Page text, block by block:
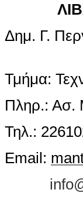
Δημ.
Τηλ.:
Email: